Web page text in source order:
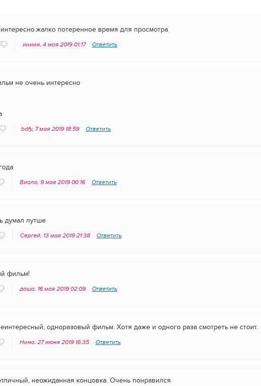
потеренное время для просмотра
иииии, 4 мая 2019 01:17 Ответить
не очень интересно
bdfy, 7 мая 2019 18:59 Ответить
Виола, 9 мая 2019 00:16 Ответить
думал лутше
Сергей, 13 мая 2019 21:38 Ответить
фильм!
даша, 16 мая 2019 02:09 Ответить
одноразовый фильм. Хотя даже и одного раза смотреть не стоит.
Нина, 27 июня 2019 16:35 Ответить
неожиданная концовка. Очень понравился